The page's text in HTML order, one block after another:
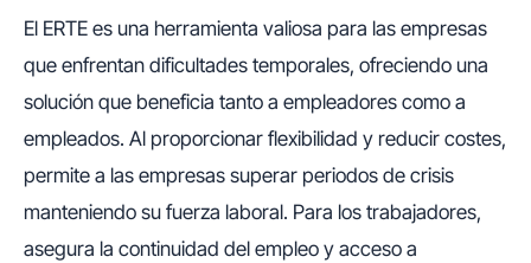
El ERTE es una herramienta valiosa para las empresas
que enfrentan dificultades temporales, ofreciendo una
solución que beneficia tanto a empleadores como a
empleados. Al proporcionar flexibilidad y reducir costes,
permite a las empresas superar periodos de crisis
manteniendo su fuerza laboral. Para los trabajadores,
asegura la continuidad del empleo y acceso a